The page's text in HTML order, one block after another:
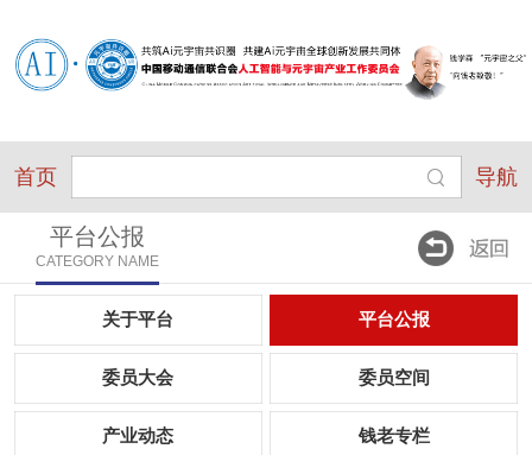
首页 导航
平台公报
CATEGORY NAME
关于平台 平台公报
委员大会 委员空间
产业动态 钱老专栏